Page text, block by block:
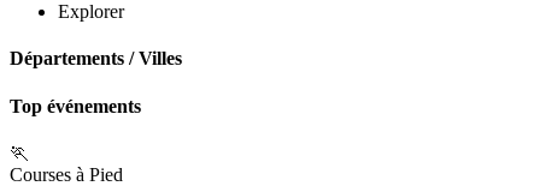
Explorer
Départements /Villes
Top événements
🏃
Courses à Pied